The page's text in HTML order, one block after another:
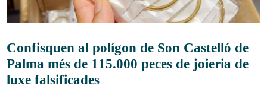
Confisquen al polígon de Son Castelló de
Palma més de 115.000 peces de joieria de
luxe falsificades